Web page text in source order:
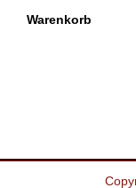
Warenkorb